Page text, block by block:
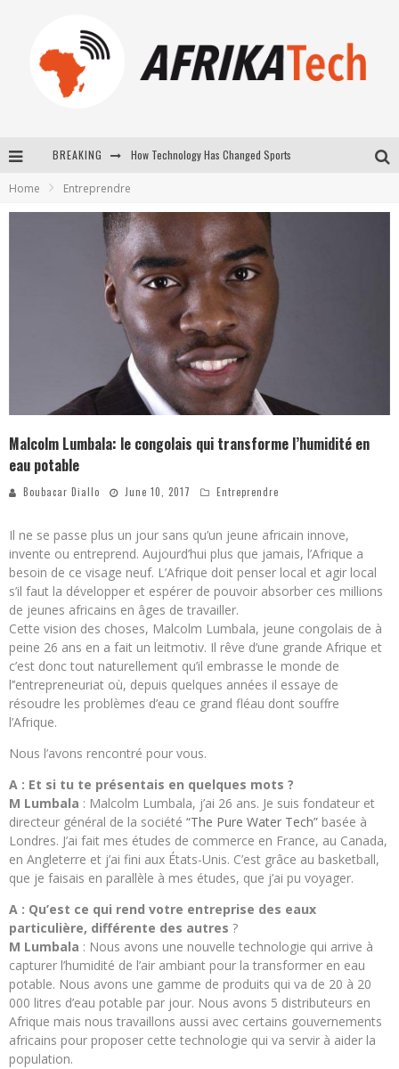
BREAKING
How Technology Has Changed Sports
Home Entreprendre
Malcolm Lumbala: le congolais qui transforme l’humidité en
eau potable
Boubacar Diallo June 10, 2017 Entreprendre
Il ne se passe plus un jour sans qu’un jeune africain innove,
invente ou entreprend. Aujourd’hui plus que jamais, l’Afrique a
besoin de ce visage neuf. L’Afrique doit penser local et agir local
s’il faut la développer et espérer de pouvoir absorber ces millions
de jeunes africains en âges de travailler.
Cette vision des choses, Malcolm Lumbala, jeune congolais de à
peine 26 ans en a fait un leitmotiv. Il rêve d’une grande Afrique et
c’est donc tout naturellement qu’il embrasse le monde de
l’’entrepreneuriat où, depuis quelques années il essaye de
résoudre les problèmes d’eau ce grand fléau dont souffre
l’Afrique.
Nous l’avons rencontré pour vous.
A : Et si tu te présentais en quelques mots ?
M Lumbala : Malcolm Lumbala, j’ai 26 ans. Je suis fondateur et
directeur général de la société “The Pure Water Tech” basée à
Londres. J’ai fait mes études de commerce en France, au Canada,
en Angleterre et j’ai fini aux États-Unis. C’est grâce au basketball,
que je faisais en parallèle à mes études, que j’ai pu voyager.
A : Qu’est ce qui rend votre entreprise des eaux
particulière, différente des autres ?
M Lumbala : Nous avons une nouvelle technologie qui arrive à
capturer l’humidité de l’air ambiant pour la transformer en eau
potable. Nous avons une gamme de produits qui va de 20 à 20
000 litres d’eau potable par jour. Nous avons 5 distributeurs en
Afrique mais nous travaillons aussi avec certains gouvernements
africains pour proposer cette technologie qui va servir à aider la
population.